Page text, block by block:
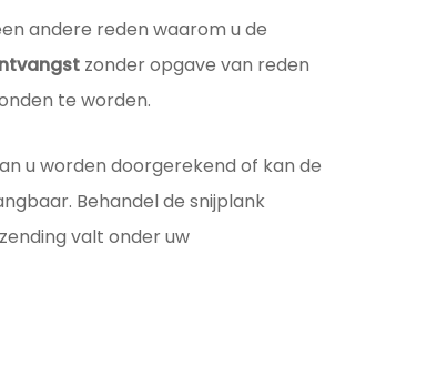
andere reden waarom u de
zonder opgave van reden
te worden.
u worden doorgerekend of kan de
Behandel de snijplank
valt onder uw